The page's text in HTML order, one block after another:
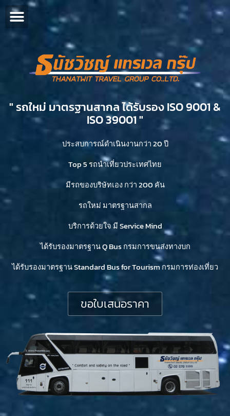
" รถใหม่ มาตรฐานสากล ได้รับรอง ISO 9001 &
ISO 39001 "​
ประสบการณ์ดำเนินงานกว่า 20 ปี
Top 5 รถนำเที่ยวประเทศไทย
มีรถของบริษัทเอง กว่า 200 คัน
รถใหม่ มาตรฐานสากล
บริการด้วยใจ มี Service Mind
ได้รับรองมาตรฐาน Q Bus กรมการขนส่งทางบก
ได้รับรองมาตรฐาน Standard Bus for Tourism กรมการท่องเที่ยว
ขอใบเสนอราคา